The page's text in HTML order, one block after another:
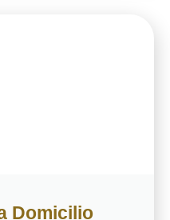
Domicilio